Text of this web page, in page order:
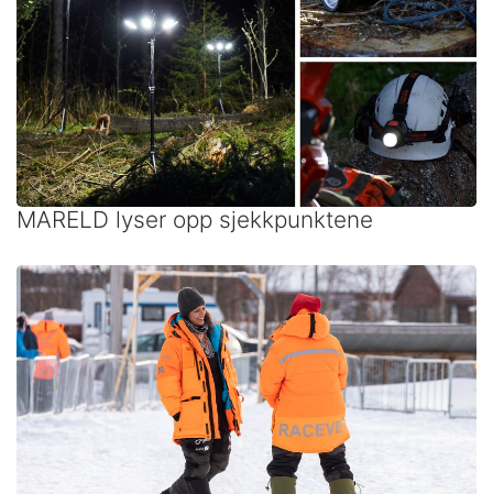
MARELD lyser opp sjekkpunktene